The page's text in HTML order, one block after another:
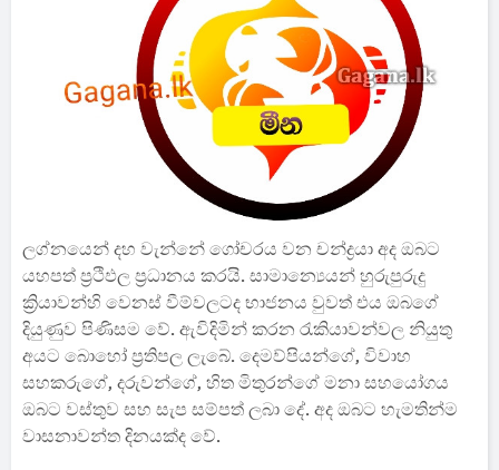
ලග්නයෙන් දහ වැන්නේ ගෝචරය වන චන්ද්‍රයා අද ඔබට
යහපත් ප්‍රථිඵල ප්‍රධානය කරයි. සාමාන්‍යෙයන් හුරුපුරුදු
ක්‍රියාවන්හි වෙනස් වීම්වලටද භාජනය වුවත් එය ඔබගේ
දියුණුව පිණිසම වේ. ඇවිදිමින් කරන රැකියාවන්වල නියුතු
අයට බොහෝ ප්‍රතිපල ලැබේ. දෙමව්පියන්ගේ, විවාහ
සහකරුගේ, දරුවන්ගේ, හිත මිතුරන්ගේ මනා සහයෝගය
ඔබට වස්තුව සහ සැප සම්පත් ලබා දේ. අද ඔබට හැමතින්ම
වාසනාවන්ත දිනයක්ද වේ.